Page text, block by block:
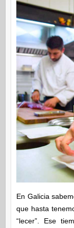
En Galicia
que hasta
“lecer”. Ese